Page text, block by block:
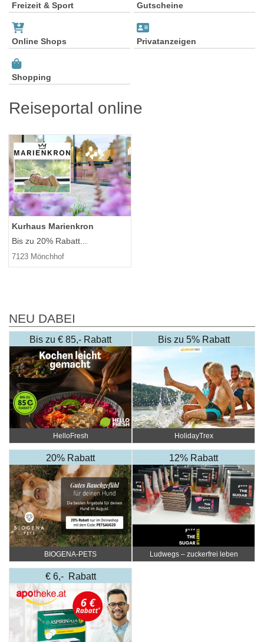
Freizeit & Sport Gutscheine
Online Shops Privatanzeigen
Shopping
Reiseportal online
Kurhaus Marienkron
Bis zu 20% Rabatt...
7123 Mönchhof
NEU DABEI
Bis zu € 85,- Rabatt
HelloFresh
Bis zu 5% Rabatt
HolidayTrex
20% Rabatt
BIOGENA-PETS
12% Rabatt
Ludwegs – zuckerfrei leben
€ 6,- Rabatt